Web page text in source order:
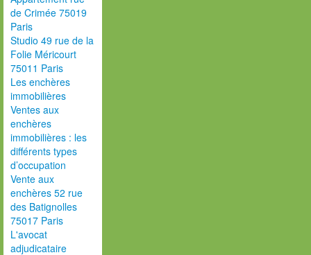
de Crimée 75019
Paris
Studio 49 rue de la
Folie Méricourt
75011 Paris
Les enchères
immobilières
Ventes aux
enchères
immobilières : les
différents types
d’occupation
Vente aux
enchères 52 rue
des Batignolles
75017 Paris
L'avocat
adjudicataire